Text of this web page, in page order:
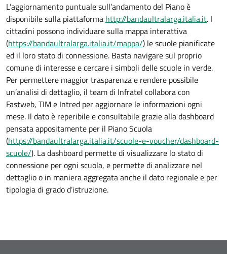
L’aggiornamento puntuale sull’andamento del Piano è
disponibile sulla piattaforma http://bandaultralarga.italia.it. I
cittadini possono individuare sulla mappa interattiva
(https://bandaultralarga.italia.it/mappa/) le scuole pianificate
ed il loro stato di connessione. Basta navigare sul proprio
comune di interesse e cercare i simboli delle scuole in verde.
Per permettere maggior trasparenza e rendere possibile
un’analisi di dettaglio, il team di Infratel collabora con
Fastweb, TIM e Intred per aggiornare le informazioni ogni
mese. Il dato è reperibile e consultabile grazie alla dashboard
pensata appositamente per il Piano Scuola
(https://bandaultralarga.italia.it/scuole-e-voucher/dashboard-
scuole/). La dashboard permette di visualizzare lo stato di
connessione per ogni scuola, e permette di analizzare nel
dettaglio o in maniera aggregata anche il dato regionale e per
tipologia di grado d’istruzione.